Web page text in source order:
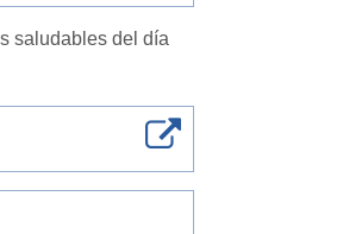
saludables del día